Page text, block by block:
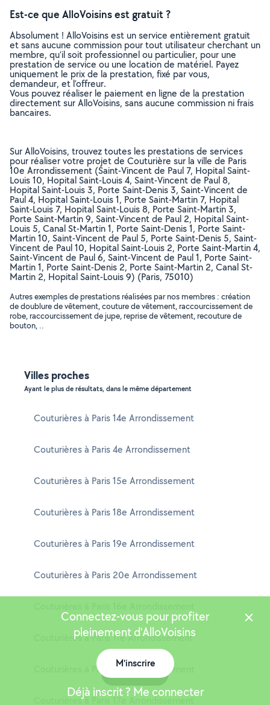
Est-ce que AlloVoisins est gratuit ?
Absolument ! AlloVoisins est un service entièrement gratuit
et sans aucune commission pour tout utilisateur cherchant un
membre, qu’il soit professionnel ou particulier, pour une
prestation de service ou une location de matériel. Payez
uniquement le prix de la prestation, fixé par vous,
demandeur, et l’offreur.
Vous pouvez réaliser le paiement en ligne de la prestation
directement sur AlloVoisins, sans aucune commission ni frais
bancaires.
Sur AlloVoisins, trouvez toutes les prestations de services
pour réaliser votre projet de Couturière sur la ville de Paris
10e Arrondissement (Saint-Vincent de Paul 7, Hopital Saint-
Louis 10, Hopital Saint-Louis 4, Saint-Vincent de Paul 8,
Hopital Saint-Louis 3, Porte Saint-Denis 3, Saint-Vincent de
Paul 4, Hopital Saint-Louis 1, Porte Saint-Martin 7, Hopital
Saint-Louis 7, Hopital Saint-Louis 8, Porte Saint-Martin 3,
Porte Saint-Martin 9, Saint-Vincent de Paul 2, Hopital Saint-
Louis 5, Canal St-Martin 1, Porte Saint-Denis 1, Porte Saint-
Martin 10, Saint-Vincent de Paul 5, Porte Saint-Denis 5, Saint-
Vincent de Paul 10, Hopital Saint-Louis 2, Porte Saint-Martin 4,
Saint-Vincent de Paul 6, Saint-Vincent de Paul 1, Porte Saint-
Martin 1, Porte Saint-Denis 2, Porte Saint-Martin 2, Canal St-
Martin 2, Hopital Saint-Louis 9) (Paris, 75010)
Autres exemples de prestations réalisées par nos membres : création
de doublure de vêtement, couture de vêtement, raccourcissement de
robe, raccourcissement de jupe, reprise de vêtement, recouture de
bouton, ..
Villes proches
Ayant le plus de résultats, dans le même département
Couturières à Paris 14e Arrondissement
Couturières à Paris 4e Arrondissement
Couturières à Paris 15e Arrondissement
Couturières à Paris 18e Arrondissement
Couturières à Paris 19e Arrondissement
Couturières à Paris 20e Arrondissement
Couturières à Paris 11e Arrondissement
Couturières à Paris 13e Arrondissement
Couturières à Paris 17e Arrondissement
Connectez-vous pour profiter
pleinement d'AlloVoisins
M'inscrire
Déjà inscrit ? Me connecter